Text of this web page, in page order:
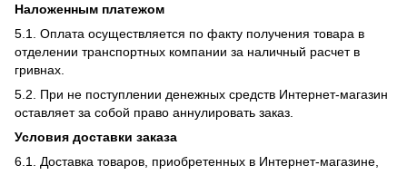
Наложенным платежом
5.1. Оплата осуществляется по факту получения товара в
отделении транспортных компании за наличный расчет в
гривнах.
5.2. При не поступлении денежных средств Интернет-магазин
оставляет за собой право аннулировать заказ.
Условия доставки заказа
6.1. Доставка товаров, приобретенных в Интернет-магазине,